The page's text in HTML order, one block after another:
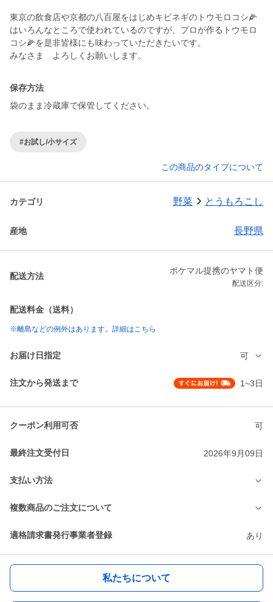
東京の飲食店や京都の八百屋をはじめキビネギのトウモロコシ🌽
はいろんなところで使われているのですが、プロが作るトウモロ
コシ🌽を是非皆様にも味わっていただきたいです。
みなさま よろしくお願いします。
保存方法
袋のまま冷蔵庫で保管してください。
#お試し/小サイズ
この商品のタイプについて
カテゴリ 野菜 とうもろこし
産地 長野県
配送方法
ポケマル提携のヤマト便
配送区分:
配送料金（送料）
※離島などの例外はあります。詳細はこちら
お届け日指定 可
注文から発送まで 1~3日
クーポン利用可否 可
最終注文受付日 2026年9月09日
支払い方法
複数商品のご注文について
適格請求書発行事業者登録 あり
私たちについて